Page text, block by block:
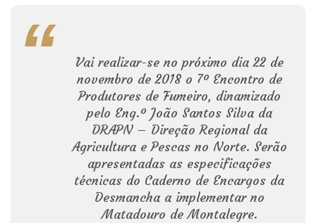
Vai realizar-se no próximo dia 22 de
novembro de 2018 o 7º Encontro de
Produtores de Fumeiro, dinamizado
pelo Eng.º João Santos Silva da
DRAPN – Direção Regional da
Agricultura e Pescas no Norte. Serão
apresentadas as especificações
técnicas do Caderno de Encargos da
Desmancha a implementar no
Matadouro de Montalegre.